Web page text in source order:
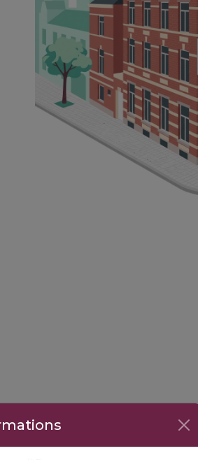
au rang de véritable